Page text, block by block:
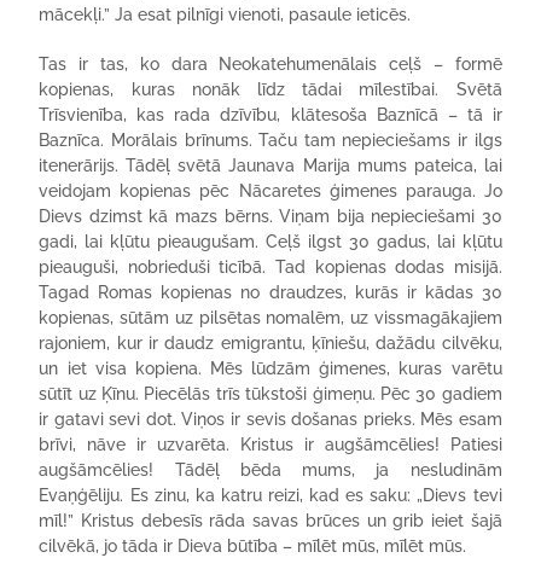
mācekļi.” Ja esat pilnīgi vienoti, pasaule ieticēs.
Tas ir tas, ko dara Neokatehumenālais ceļš – formē
kopienas, kuras nonāk līdz tādai mīlestībai. Svētā
Trīsvienība, kas rada dzīvību, klātesoša Baznīcā – tā ir
Baznīca. Morālais brīnums. Taču tam nepieciešams ir ilgs
itenerārijs. Tādēļ svētā Jaunava Marija mums pateica, lai
veidojam kopienas pēc Nācaretes ģimenes parauga. Jo
Dievs dzimst kā mazs bērns. Viņam bija nepieciešami 30
gadi, lai kļūtu pieaugušam. Ceļš ilgst 30 gadus, lai kļūtu
pieauguši, nobrieduši ticībā. Tad kopienas dodas misijā.
Tagad Romas kopienas no draudzes, kurās ir kādas 30
kopienas, sūtām uz pilsētas nomalēm, uz vissmagākajiem
rajoniem, kur ir daudz emigrantu, ķīniešu, dažādu cilvēku,
un iet visa kopiena. Mēs lūdzām ģimenes, kuras varētu
sūtīt uz Ķīnu. Piecēlās trīs tūkstoši ģimeņu. Pēc 30 gadiem
ir gatavi sevi dot. Viņos ir sevis došanas prieks. Mēs esam
brīvi, nāve ir uzvarēta. Kristus ir augšāmcēlies! Patiesi
augšāmcēlies! Tādēļ bēda mums, ja nesludinām
Evaņģēliju. Es zinu, ka katru reizi, kad es saku: „Dievs tevi
mīl!” Kristus debesīs rāda savas brūces un grib ieiet šajā
cilvēkā, jo tāda ir Dieva būtība – mīlēt mūs, mīlēt mūs.